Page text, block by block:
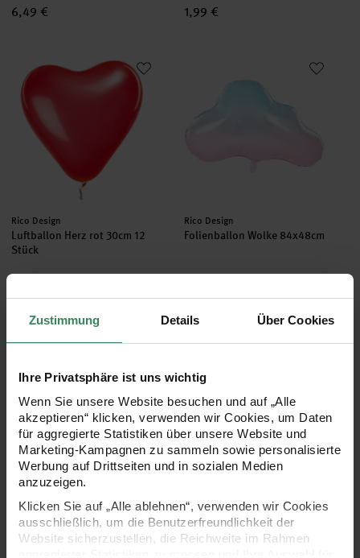
Zustimmung Details Über Cookies
Ihre Privatsphäre ist uns wichtig
Wenn Sie unsere Website besuchen und auf „Alle
akzeptieren“ klicken, verwenden wir Cookies, um Daten
für aggregierte Statistiken über unsere Website und
Marketing-Kampagnen zu sammeln sowie personalisierte
Werbung auf Drittseiten und in sozialen Medien
anzuzeigen.
Klicken Sie auf „Alle ablehnen“, verwenden wir Cookies
ausschließlich, um die Benutzerfreundlichkeit der
Website sicherzustellen, die Reichweite im Rahmen
6,49 € 1,99 €
Luftballon Herz rot 30cm 12 Stück
Hersteller:
Rico Design
Luftballon Herz rot 30cm 12
Stück
5,49 €
Folienballon Wolke 84x48cm
Hersteller:
Rico Design
Folienballon Wolke 84x48cm
7,99 €
Hersteller:
Rico Design
Folienballon Buchstabe gold
Hersteller:
Rico Design
Folienballon-Set Just